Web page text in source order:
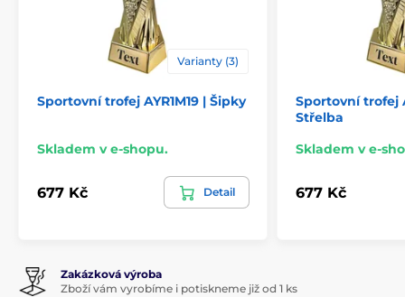
Varianty (3)
Sportovní trofej AYR1M19 | Šipky
Skladem v e-shopu.
677 Kč Detail
Sportovní trofej
Střelba
Skladem v e-
677 Kč
Zakázková výroba
Zboží vám vyrobíme i potiskneme již od 1 ks